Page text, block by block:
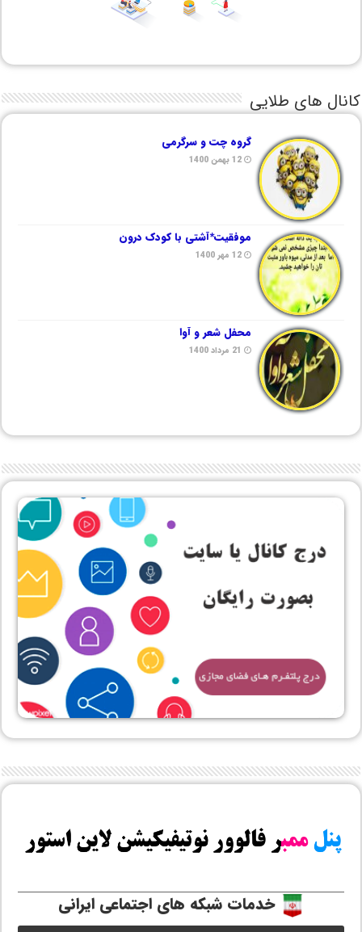
کانال های طلایی
گروه چت و سرگرمی
12 بهمن 1400
موفقیت*آشتی با کودک درون
12 مهر 1400
محفل شعر و آوا
21 مرداد 1400
خدمات شبکه های اجتماعی ایرانی